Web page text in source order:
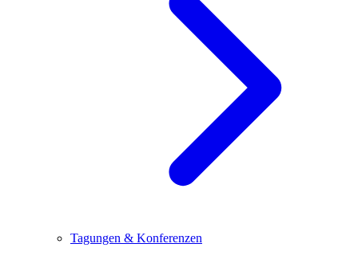
Tagungen & Konferenzen